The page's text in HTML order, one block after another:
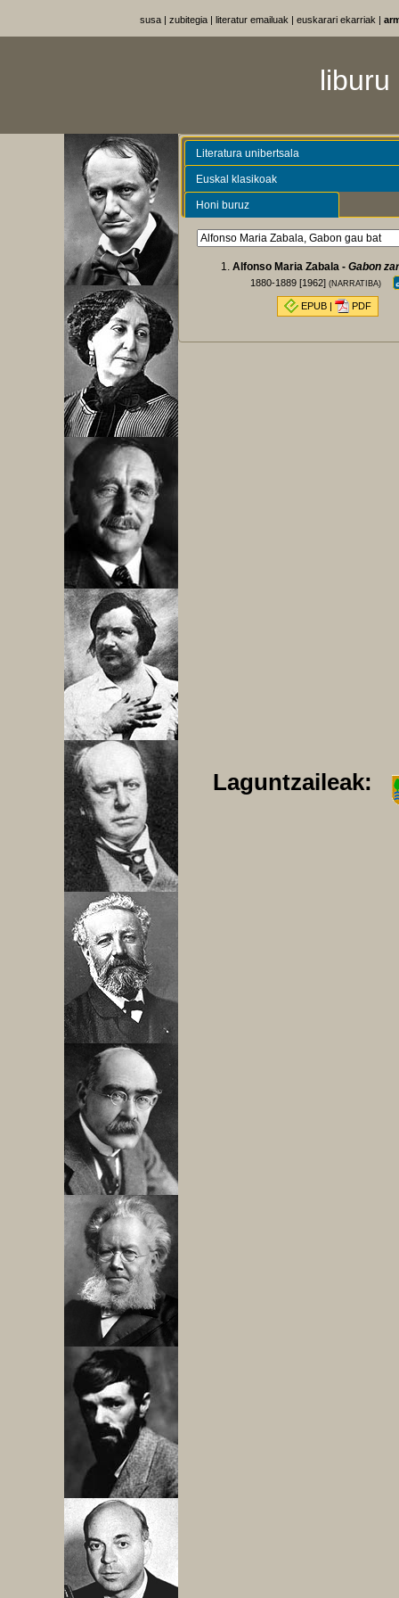
susa| zubitegia| literatur emailuak | euskarari ekarriak |
liburu
Literatura unibertsala
Euskal klasikoak
Honi buruz
Alfonso Maria Zabala - Gabon
1880-1889 [1962] (NARRATIBA)
EPUB| PDF
Laguntzaileak: